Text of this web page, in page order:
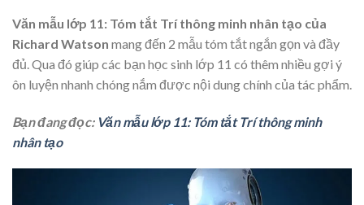
Văn mẫu lớp 11: Tóm tắt Trí thông minh nhân tạo của
Richard Watson mang đến 2 mẫu tóm tắt ngắn gọn và đầy
đủ. Qua đó giúp các bạn học sinh lớp 11 có thêm nhiều gợi ý
ôn luyện nhanh chóng nắm được nội dung chính của tác phẩm.
Bạn đang đọc: Văn mẫu lớp 11: Tóm tắt Trí thông minh
nhân tạo